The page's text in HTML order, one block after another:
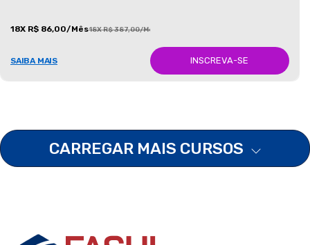
18X R$ 86,00/Mês18X R$ 387,00/Mês
SAIBA MAIS INSCREVA-SE
CARREGAR MAIS CURSOS